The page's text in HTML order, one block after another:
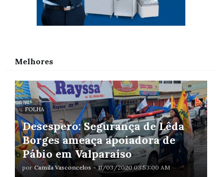
Melhores
FOLHA
Desespero: Segurança de Lêda
Borges ameaça apoiadora de
Pábio em Valparaíso
por Camila Vasconcelos - 11/03/2020 03:53:00 AM